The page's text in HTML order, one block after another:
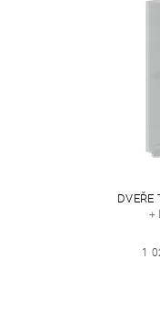
DVEŘE
+
1